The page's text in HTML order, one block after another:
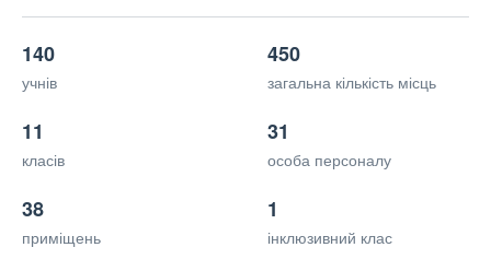
140
учнів
450
загальна кількість місць
11
класів
31
особа персоналу
38
приміщень
1
інклюзивний клас